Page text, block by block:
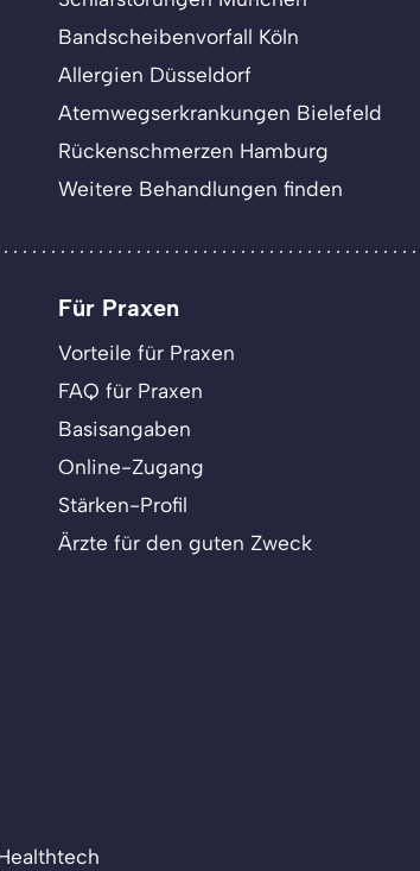
Bandscheibenvorfall Köln
Allergien Düsseldorf
Atemwegserkrankungen Bielefeld
Rückenschmerzen Hamburg
Weitere Behandlungen finden
Für Praxen
Vorteile für Praxen
FAQ für Praxen
Basisangaben
Online-Zugang
Stärken-Profil
Ärzte für den guten Zweck